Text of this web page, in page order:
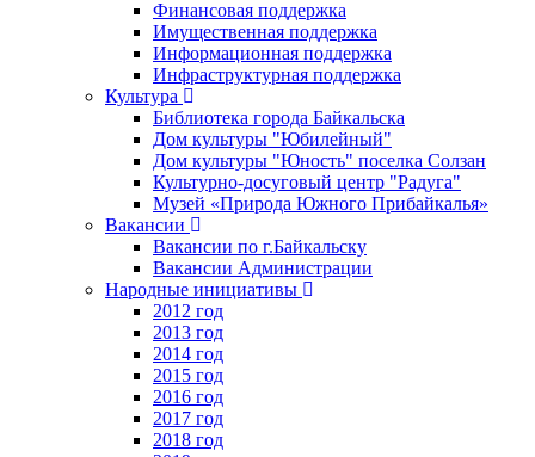
Финансовая поддержка
Имущественная поддержка
Информационная поддержка
Инфраструктурная поддержка
Культура
Библиотека города Байкальска
Дом культуры "Юбилейный"
Дом культуры "Юность" поселка Солзан
Культурно-досуговый центр "Радуга"
Музей «Природа Южного Прибайкалья»
Вакансии
Вакансии по г.Байкальску
Вакансии Администрации
Народные инициативы
2012 год
2013 год
2014 год
2015 год
2016 год
2017 год
2018 год